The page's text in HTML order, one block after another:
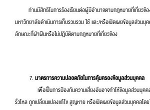
ท่านมีสิทธิในการร้องเรียนต่อผู้มีอำนาจตามกฎหมายที่เกี่ยวข้อ
มหาวิทยาลัยดำเนินการเก็บรวบรวม ใช้ และ/หรือเปิดเผยข้อมูลส่วนบุ
ลักษณะที่ฝ่าฝืนหรือไม่ปฏิบัติตามกฎหมายที่เกี่ยวข้อง
มาตรการความปลอดภัยในการคุ้มครองข้อมูลส่วนบุคคล
เพื่อเป็นการป้องกันความเสี่ยงอันอาจทำให้ข้อมูลส่วนบุคคล
รั่วไหล ถูกเปลี่ยนแปลงแก้ไข สูญหาย หรือเปิดเผยข้อมูลส่วนบุคคลโด